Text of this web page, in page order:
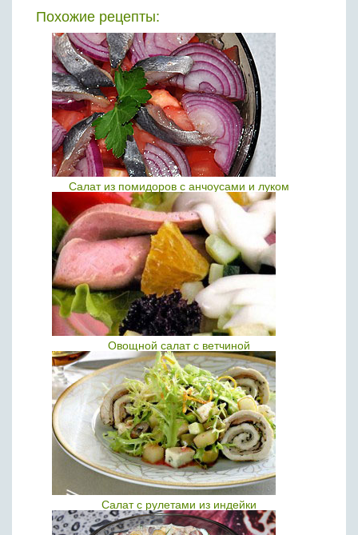
Похожие рецепты:
Салат из помидоров с анчоусами и луком
Овощной салат с ветчиной
Салат с рулетами из индейки